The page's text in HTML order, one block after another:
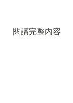
閱讀完整內容